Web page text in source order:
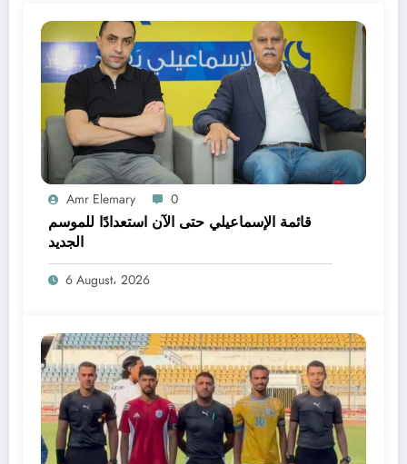
Amr Elemary 0
قائمة الإسماعيلي حتى الآن استعدادًا للموسم
الجديد
6 August، 2026